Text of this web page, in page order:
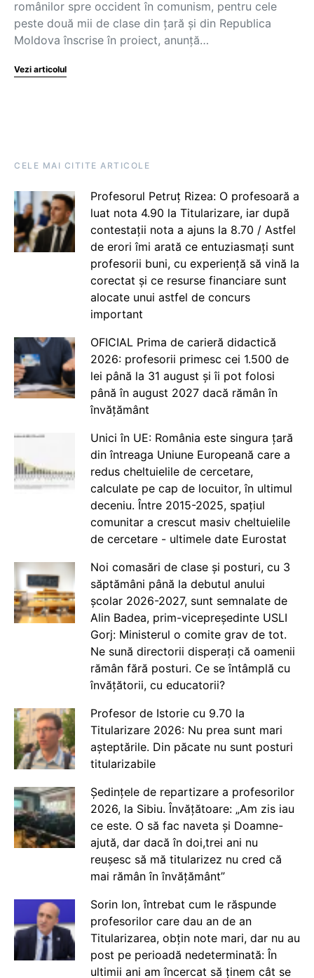
românilor spre occident în comunism, pentru cele
peste două mii de clase din țară și din Republica
Moldova înscrise în proiect, anunță…
Vezi articolul
CELE MAI CITITE ARTICOLE
Profesorul Petruț Rizea: O profesoară a
luat nota 4.90 la Titularizare, iar după
contestații nota a ajuns la 8.70 / Astfel
de erori îmi arată ce entuziasmați sunt
profesorii buni, cu experiență să vină la
corectat și ce resurse financiare sunt
alocate unui astfel de concurs
important
OFICIAL Prima de carieră didactică
2026: profesorii primesc cei 1.500 de
lei până la 31 august și îi pot folosi
până în august 2027 dacă rămân în
învățământ
Unici în UE: România este singura țară
din întreaga Uniune Europeană care a
redus cheltuielile de cercetare,
calculate pe cap de locuitor, în ultimul
deceniu. Între 2015-2025, spațiul
comunitar a crescut masiv cheltuielile
de cercetare - ultimele date Eurostat
Noi comasări de clase și posturi, cu 3
săptămâni până la debutul anului
școlar 2026-2027, sunt semnalate de
Alin Badea, prim-vicepreședinte USLI
Gorj: Ministerul o comite grav de tot.
Ne sună directorii disperați că oamenii
rămân fără posturi. Ce se întâmplă cu
învățătorii, cu educatorii?
Profesor de Istorie cu 9.70 la
Titularizare 2026: Nu prea sunt mari
așteptările. Din păcate nu sunt posturi
titularizabile
Ședințele de repartizare a profesorilor
2026, la Sibiu. Învățătoare: „Am zis iau
ce este. O să fac naveta și Doamne-
ajută, dar dacă în doi,trei ani nu
reușesc să mă titularizez nu cred că
mai rămân în învățământ”
Sorin Ion, întrebat cum le răspunde
profesorilor care dau an de an
Titularizarea, obțin note mari, dar nu au
post pe perioadă nedeterminată: În
ultimii ani am încercat să ținem cât se